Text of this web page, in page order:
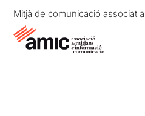
Mitjà de comunicació associat a